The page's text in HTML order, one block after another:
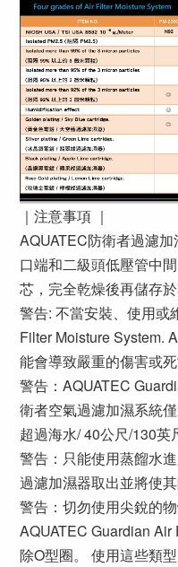
｜注意事項 ｜
AQUATEC防衛者過濾
口端和二級頭低壓管中
芯，完全乾燥後再儲存於
警告: 不當安裝、使用或
Filter Moisture System.
能會導致嚴重的傷害或死
警告：AQUATEC
衛者空氣過濾加濕系統
超過海水/ 40公尺/130英
警告：只能使用蒸餾水
過濾加濕器取出並將使
警告：切勿使用尖銳的
AQUATEC Guardian
除O型圈。 使用這些類